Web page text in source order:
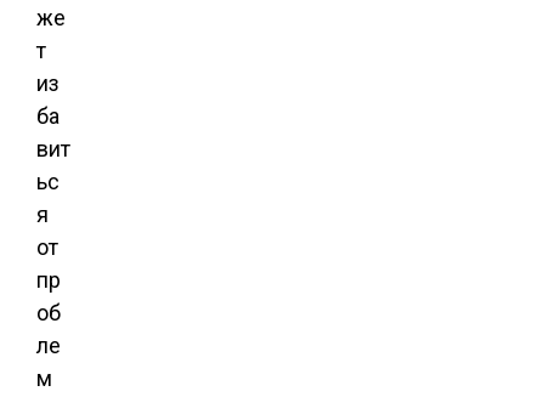
же
т
из
ба
вит
ьс
я
от
пр
об
ле
м